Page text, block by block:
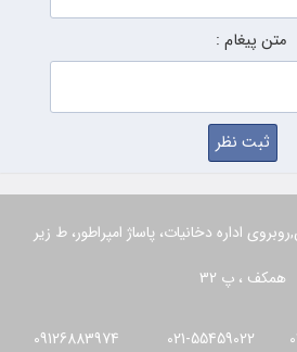
متن پیغام :
اداره دخانیات، پاساژ امپراطور، ط زیر
همکف ، پ 32